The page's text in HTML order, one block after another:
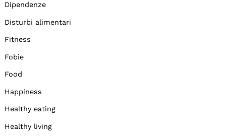
Dipendenze
Disturbi alimentari
Fitness
Fobie
Food
Happiness
Healthy eating
Healthy living